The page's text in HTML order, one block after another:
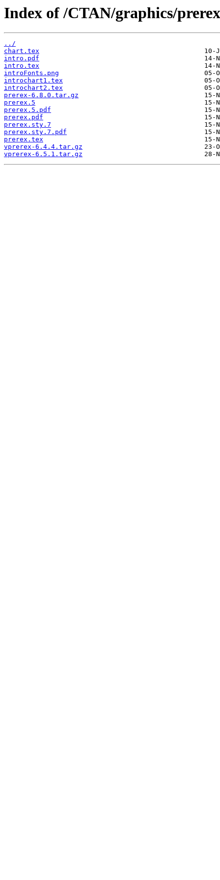
Index of /CTAN/graphics/
../
chart.tex
intro.pdf
intro.tex
introFonts.png
introchart1.tex
introchart2.tex
prerex-6.8.0.tar.gz
prerex.5
prerex.5.pdf
prerex.pdf
prerex.sty.7
prerex.sty.7.pdf
prerex.tex
vprerex-6.4.4.tar.gz
vprerex-6.5.1.tar.gz